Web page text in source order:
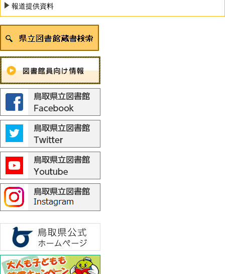
報道提供資料